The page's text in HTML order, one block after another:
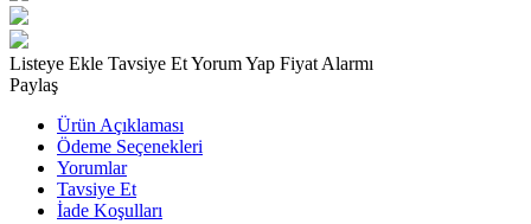
Listeye Ekle Tavsiye EtYorum Yap Fiyat Alarmı
Paylaş
Ürün Açıklaması
Ödeme Seçenekleri
Yorumlar
Tavsiye Et
İade Koşulları